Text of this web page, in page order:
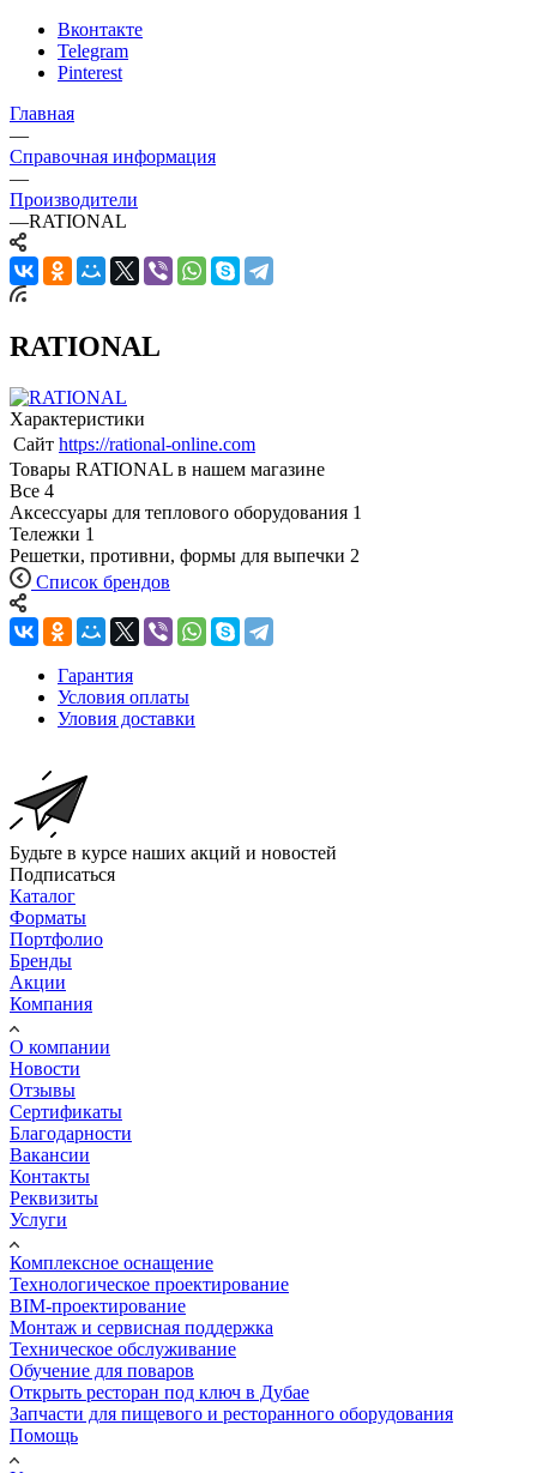
Вконтакте
Telegram
Pinterest
Главная
—
Справочная информация
—
Производители
—RATIONAL
RATIONAL
Характеристики
Сайт https://rational-online.com
Товары RATIONAL в нашем магазине
Все 4
Аксессуары для теплового оборудования 1
Тележки 1
Решетки, противни, формы для выпечки 2
Список брендов
Гарантия
Условия оплаты
Уловия доставки
Будьте в курсе наших акций и новостей
Подписаться
Каталог
Форматы
Портфолио
Бренды
Акции
Компания
О компании
Новости
Отзывы
Сертификаты
Благодарности
Вакансии
Контакты
Реквизиты
Услуги
Комплексное оснащение
Технологическое проектирование
BIM-проектирование
Монтаж и сервисная поддержка
Техническое обслуживание
Обучение для поваров
Открыть ресторан под ключ в Дубае
Запчасти для пищевого и ресторанного оборудования
Помощь